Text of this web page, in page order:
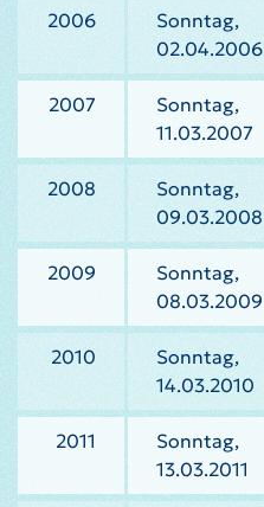
2006
Sonntag,
02.04.2006
2007
Sonntag,
11.03.2007
2008
Sonntag,
09.03.2008
2009
Sonntag,
08.03.2009
2010
Sonntag,
14.03.2010
2011
Sonntag,
13.03.2011